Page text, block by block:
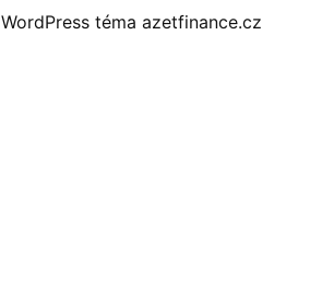
WordPress téma azetfinance.cz